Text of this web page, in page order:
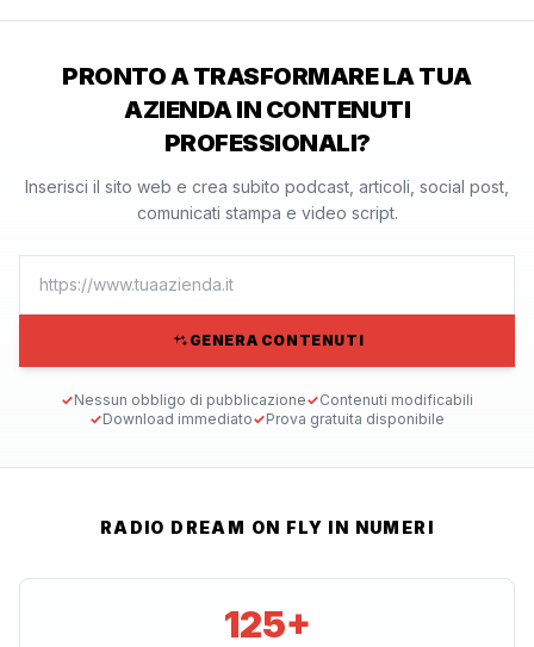
PRONTO A TRASFORMARE LA TUA
AZIENDA IN CONTENUTI
PROFESSIONALI?
Inserisci il sito web e crea subito podcast, articoli, social post,
comunicati stampa e video script.
GENERA CONTENUTI
✓Nessun obbligo di pubblicazione✓Contenuti modificabili
✓Download immediato✓Prova gratuita disponibile
RADIO DREAM ON FLY IN NUMERI
125+